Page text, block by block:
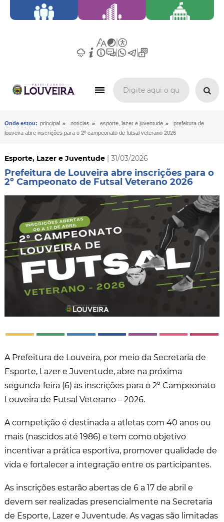
Onde estou: principal » notícias » esporte, lazer e juventude »
prefeitura de
louveira abre inscrições para o 2º campeonato de futsal veterano 2026
Esporte, Lazer e Juventude| 31/03/2026
Prefeitura de Louveira abre inscrições para o
2º Campeonato de Futsal Veterano 2026
A Prefeitura de Louveira, por meio da Secretaria de
Esporte, Lazer e Juventude, abre na próxima
segunda-feira (6) as inscrições para o 2º Campeonato
Louveira de Futsal Veterano – 2026.
A competição é destinada a atletas com 40 anos ou
mais (nascidos até 1986) e tem como objetivo
incentivar a prática esportiva, promover qualidade de
vida e fortalecer a integração entre os participantes.
As inscrições estarão abertas de 6 a 17 de abril e
devem ser realizadas presencialmente na Secretaria
de Esporte, Lazer e Juventude. As vagas são limitadas